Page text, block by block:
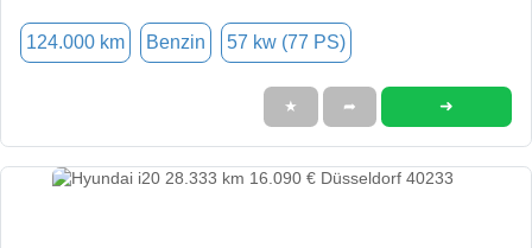
124.000 km Benzin 57 kw (77 PS)
★ ➦ ➜